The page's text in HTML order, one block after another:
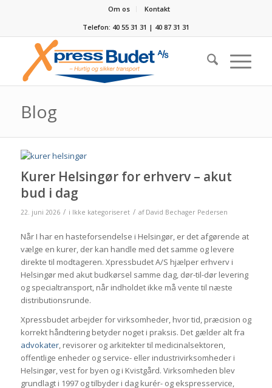
Om os
Kontakt
Telefon: 40 55 31 31 | 40 87 31 31
Blog
Kurer Helsingør for erhverv – akut
bud i dag
22. juni 2026 / i Ikke kategoriseret / af David Bechager Pedersen
Når I har en hasteforsendelse i Helsingør, er det afgørende at
vælge en kurer, der kan handle med det samme og levere
direkte til modtageren. Xpressbudet A/S hjælper erhverv i
Helsingør med akut budkørsel samme dag, dør-til-dør levering
og specialtransport, når indholdet ikke må vente til næste
distributionsrunde.
Xpressbudet arbejder for virksomheder, hvor tid, præcision og
korrekt håndtering betyder noget i praksis. Det gælder alt fra
advokater, revisorer og arkitekter til medicinalsektoren,
offentlige enheder og service- eller industrivirksomheder i
Helsingør, vest for byen og i Kvistgård. Virksomheden blev
grundlagt i 1997 og tilbyder i dag kurér- og ekspresservice,